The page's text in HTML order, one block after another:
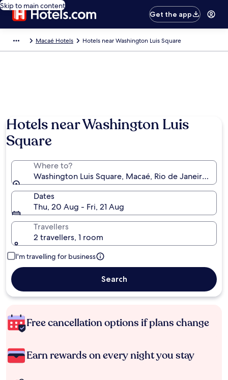
Skip to main content
Get the app
Macaé Hotels Hotels near Washington Luis Square
Hotels near Washington Luis
Square
Where to?
Washington Luis Square, Macaé, Rio de Janeiro
Dates
Thu, 20 Aug - Fri, 21 Aug
Travellers
2 travellers, 1 room
I'm travelling for business
Search
Free cancellation options if plans change
Earn rewards on every night you stay